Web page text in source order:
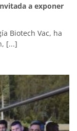
a exponer
Biotech Vac, ha
[...]